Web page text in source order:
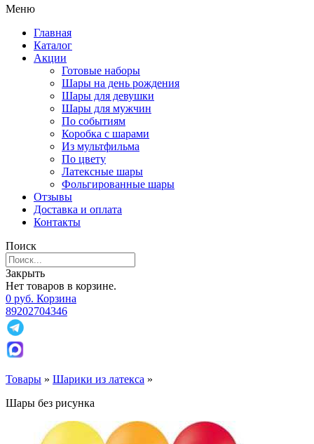
Меню
Главная
Каталог
Акции
Готовые наборы
Шары на день рождения
Шары для девушки
Шары для мужчин
По событиям
Коробка с шарами
Из мультфильма
По цвету
Латексные шары
Фольгированные шары
Отзывы
Доставка и оплата
Контакты
Поиск
Закрыть
Нет товаров в корзине.
0 руб. Корзина
89202704346
Товары » Шарики из латекса »
Шары без рисунка